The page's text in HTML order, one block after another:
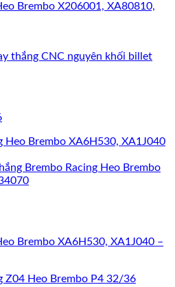
Brembo X206001, XA80810,
Brembo XA6H530, XA1J040 –